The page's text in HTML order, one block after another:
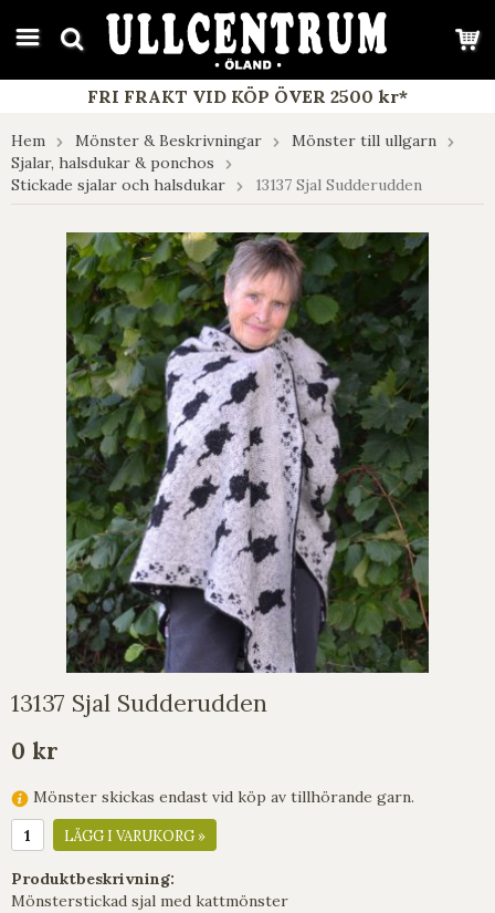
google-site-verification: google7e4b1026db5d9f32.html
FRI FRAKT VID KÖP ÖVER 2500 kr*
Hem Mönster & Beskrivningar
Mönster till ullgarn
Sjalar, halsdukar & ponchos
Stickade sjalar och halsdukar
13137 Sjal Sudderudden
13137 Sjal Sudderudden
0 kr
Mönster skickas endast vid köp av tillhörande garn.
LÄGG I VARUKORG »
Produktbeskrivning:
Mönsterstickad sjal med kattmönster